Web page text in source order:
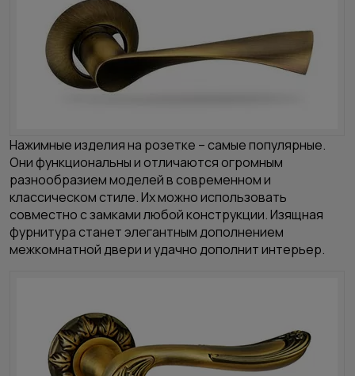
Нажимные изделия на розетке – самые популярные.
Они функциональны и отличаются огромным
разнообразием моделей в современном и
классическом стиле. Их можно использовать
совместно с замками любой конструкции. Изящная
фурнитура станет элегантным дополнением
межкомнатной дверии удачно дополнит интерьер.